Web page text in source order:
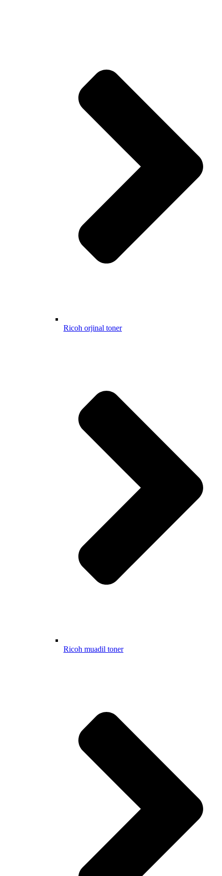
Ricoh orjinal toner
Ricoh muadil toner